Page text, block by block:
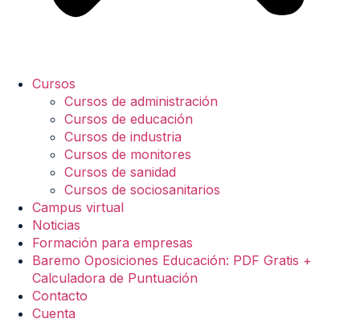
Cursos
Cursos de administración
Cursos de educación
Cursos de industria
Cursos de monitores
Cursos de sanidad
Cursos de sociosanitarios
Campus virtual
Noticias
Formación para empresas
Baremo Oposiciones Educación: PDF Gratis +
Calculadora de Puntuación
Contacto
Cuenta